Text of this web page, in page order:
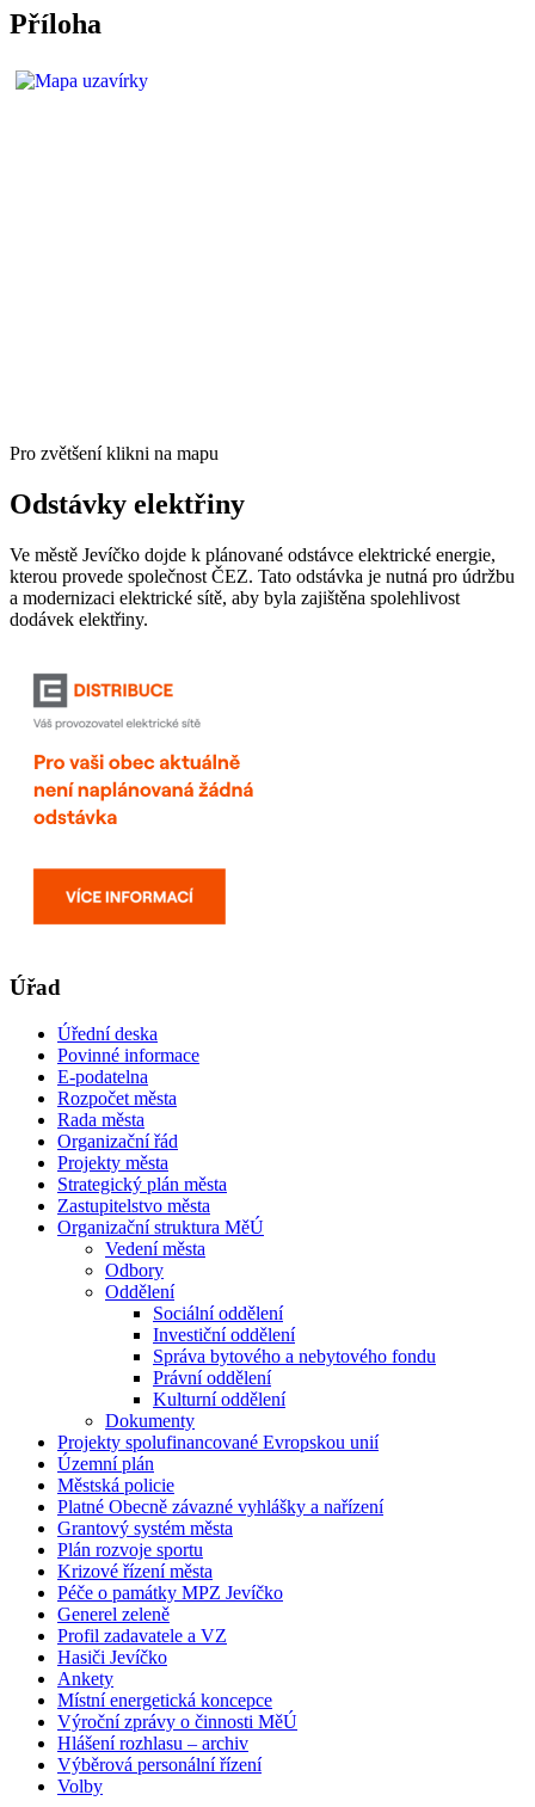
Příloha
Pro zvětšení klikni na mapu
Odstávky elektřiny
Ve městě Jevíčko dojde k plánované odstávce elektrické energie,
kterou provede společnost ČEZ. Tato odstávka je nutná pro údržbu
a modernizaci elektrické sítě, aby byla zajištěna spolehlivost
dodávek elektřiny.
Úřad
Úřední deska
Povinné informace
E-podatelna
Rozpočet města
Rada města
Organizační řád
Projekty města
Strategický plán města
Zastupitelstvo města
Organizační struktura MěÚ
Vedení města
Odbory
Oddělení
Sociální oddělení
Investiční oddělení
Správa bytového a nebytového fondu
Právní oddělení
Kulturní oddělení
Dokumenty
Projekty spolufinancované Evropskou unií
Územní plán
Městská policie
Platné Obecně závazné vyhlášky a nařízení
Grantový systém města
Plán rozvoje sportu
Krizové řízení města
Péče o památky MPZ Jevíčko
Generel zeleně
Profil zadavatele a VZ
Hasiči Jevíčko
Ankety
Místní energetická koncepce
Výroční zprávy o činnosti MěÚ
Hlášení rozhlasu – archiv
Výběrová personální řízení
Volby